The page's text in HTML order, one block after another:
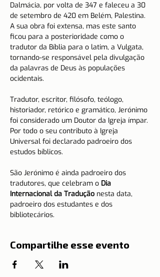
Dalmácia, por volta de 347 e faleceu a 30
de setembro de 420 em Belém, Palestina.
A sua obra foi extensa, mas este santo
ficou para a posterioridade como o
tradutor da Bíblia para o latim, a Vulgata,
tornando-se responsável pela divulgação
da palavras de Deus às populações
ocidentais.
Tradutor, escritor, filósofo, teólogo,
historiador, retórico e gramático, Jerónimo
foi considerado um Doutor da Igreja ímpar.
Por todo o seu contributo à Igreja
Universal foi declarado padroeiro dos
estudos bíblicos.
São Jerónimo é ainda padroeiro dos
tradutores, que celebram o Dia
Internacional da Tradução nesta data,
padroeiro dos estudantes e dos
bibliotecários.
Compartilhe esse evento